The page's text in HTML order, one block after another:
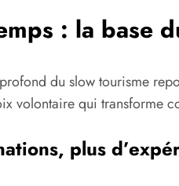
: la base
du slow tourisme
volontaire qui transforme
plus